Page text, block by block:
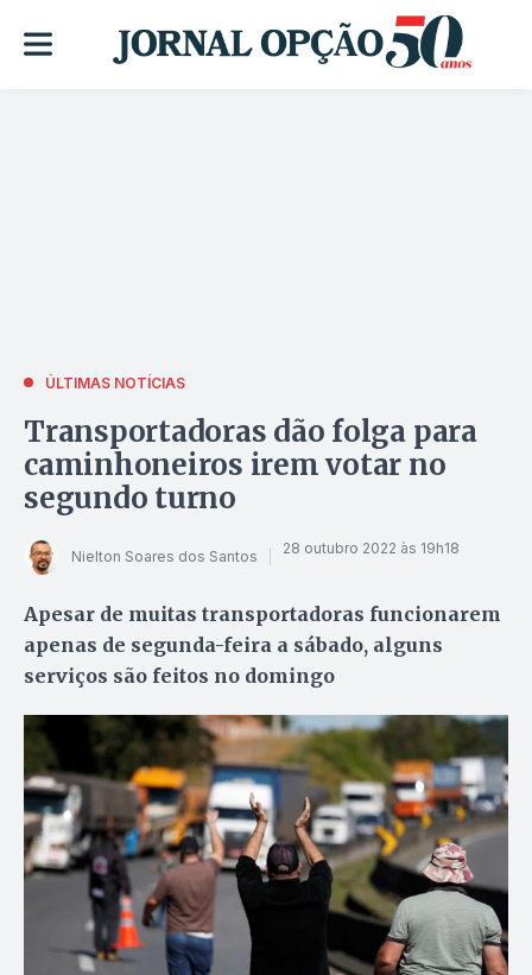
ÚLTIMAS NOTÍCIAS
Transportadoras dão folga para
caminhoneiros irem votar no
segundo turno
Nielton Soares dos Santos 28 outubro 2022 às 19h18
Apesar de muitas transportadoras funcionarem
apenas de segunda-feira a sábado, alguns
serviços são feitos no domingo